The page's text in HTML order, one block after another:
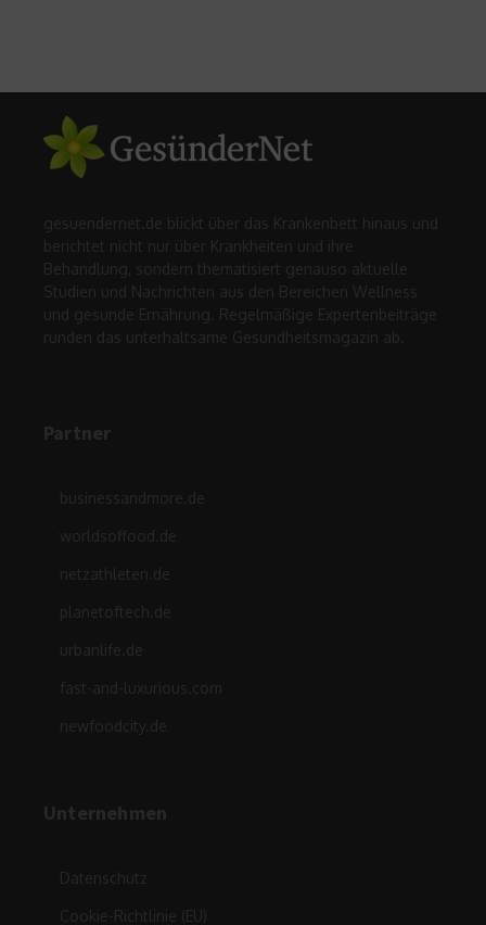
gesuendernet.de blickt über das Krankenbett hinaus und
berichtet nicht nur über Krankheiten und ihre
Behandlung, sondern thematisiert genauso aktuelle
Studien und Nachrichten aus den Bereichen Wellness
und gesunde Ernährung. Regelmäßige Expertenbeiträge
runden das unterhaltsame Gesundheitsmagazin ab.
Partner
businessandmore.de
worldsoffood.de
netzathleten.de
planetoftech.de
urbanlife.de
fast-and-luxurious.com
newfoodcity.de
Unternehmen
Datenschutz
Cookie-Richtlinie (EU)